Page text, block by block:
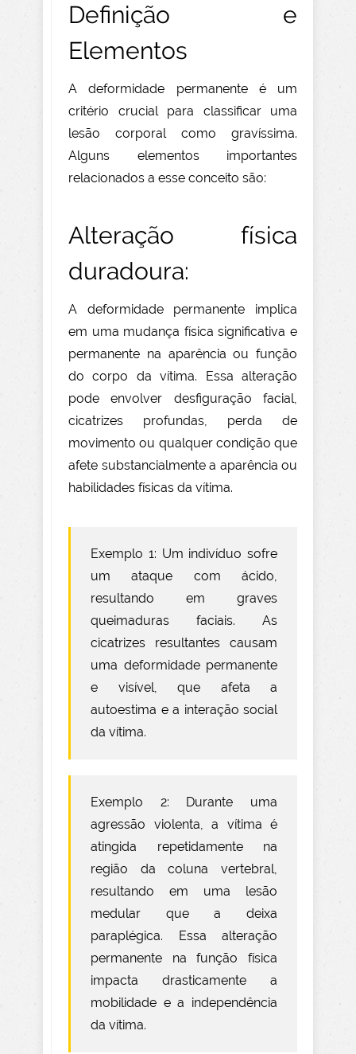
Definição e
Elementos
A deformidade permanente é um
critério crucial para classificar uma
lesão corporal como gravíssima.
Alguns elementos importantes
relacionados a esse conceito são:
Alteração física
duradoura:
A deformidade permanente implica
em uma mudança física significativa e
permanente na aparência ou função
do corpo da vítima. Essa alteração
pode envolver desfiguração facial,
cicatrizes profundas, perda de
movimento ou qualquer condição que
afete substancialmente a aparência ou
habilidades físicas da vítima.
Exemplo 1: Um indivíduo sofre
um ataque com ácido,
resultando em graves
queimaduras faciais. As
cicatrizes resultantes causam
uma deformidade permanente
e visível, que afeta a
autoestima e a interação social
da vítima.
Exemplo 2: Durante uma
agressão violenta, a vítima é
atingida repetidamente na
região da coluna vertebral,
resultando em uma lesão
medular que a deixa
paraplégica. Essa alteração
permanente na função física
impacta drasticamente a
mobilidade e a independência
da vítima.